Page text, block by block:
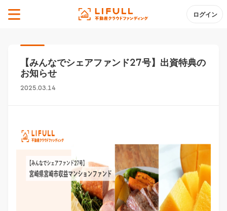
ログイン
【みんなでシェアファンド27号】出資特典の
お知らせ
2025.03.14